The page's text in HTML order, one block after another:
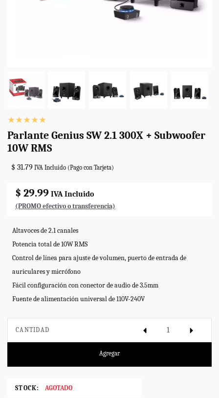
Parlante Genius SW 2.1 300X + Subwoofer
10W RMS
$ 31.79 IVA Incluido (Pago con Tarjeta)
$ 29.99 IVA Incluido
(PROMO efectivo o transferencia)
Altavoces de 2.1 canales
Potencia total de 10W RMS
Control de línea para ajuste de volumen, puerto de entrada de
auriculares y micrófono
Fácil configuración con conector de audio de 3.5mm
Fuente de alimentación universal de 110V-240V
CANTIDAD
Agregar
STOCK: AGOTADO